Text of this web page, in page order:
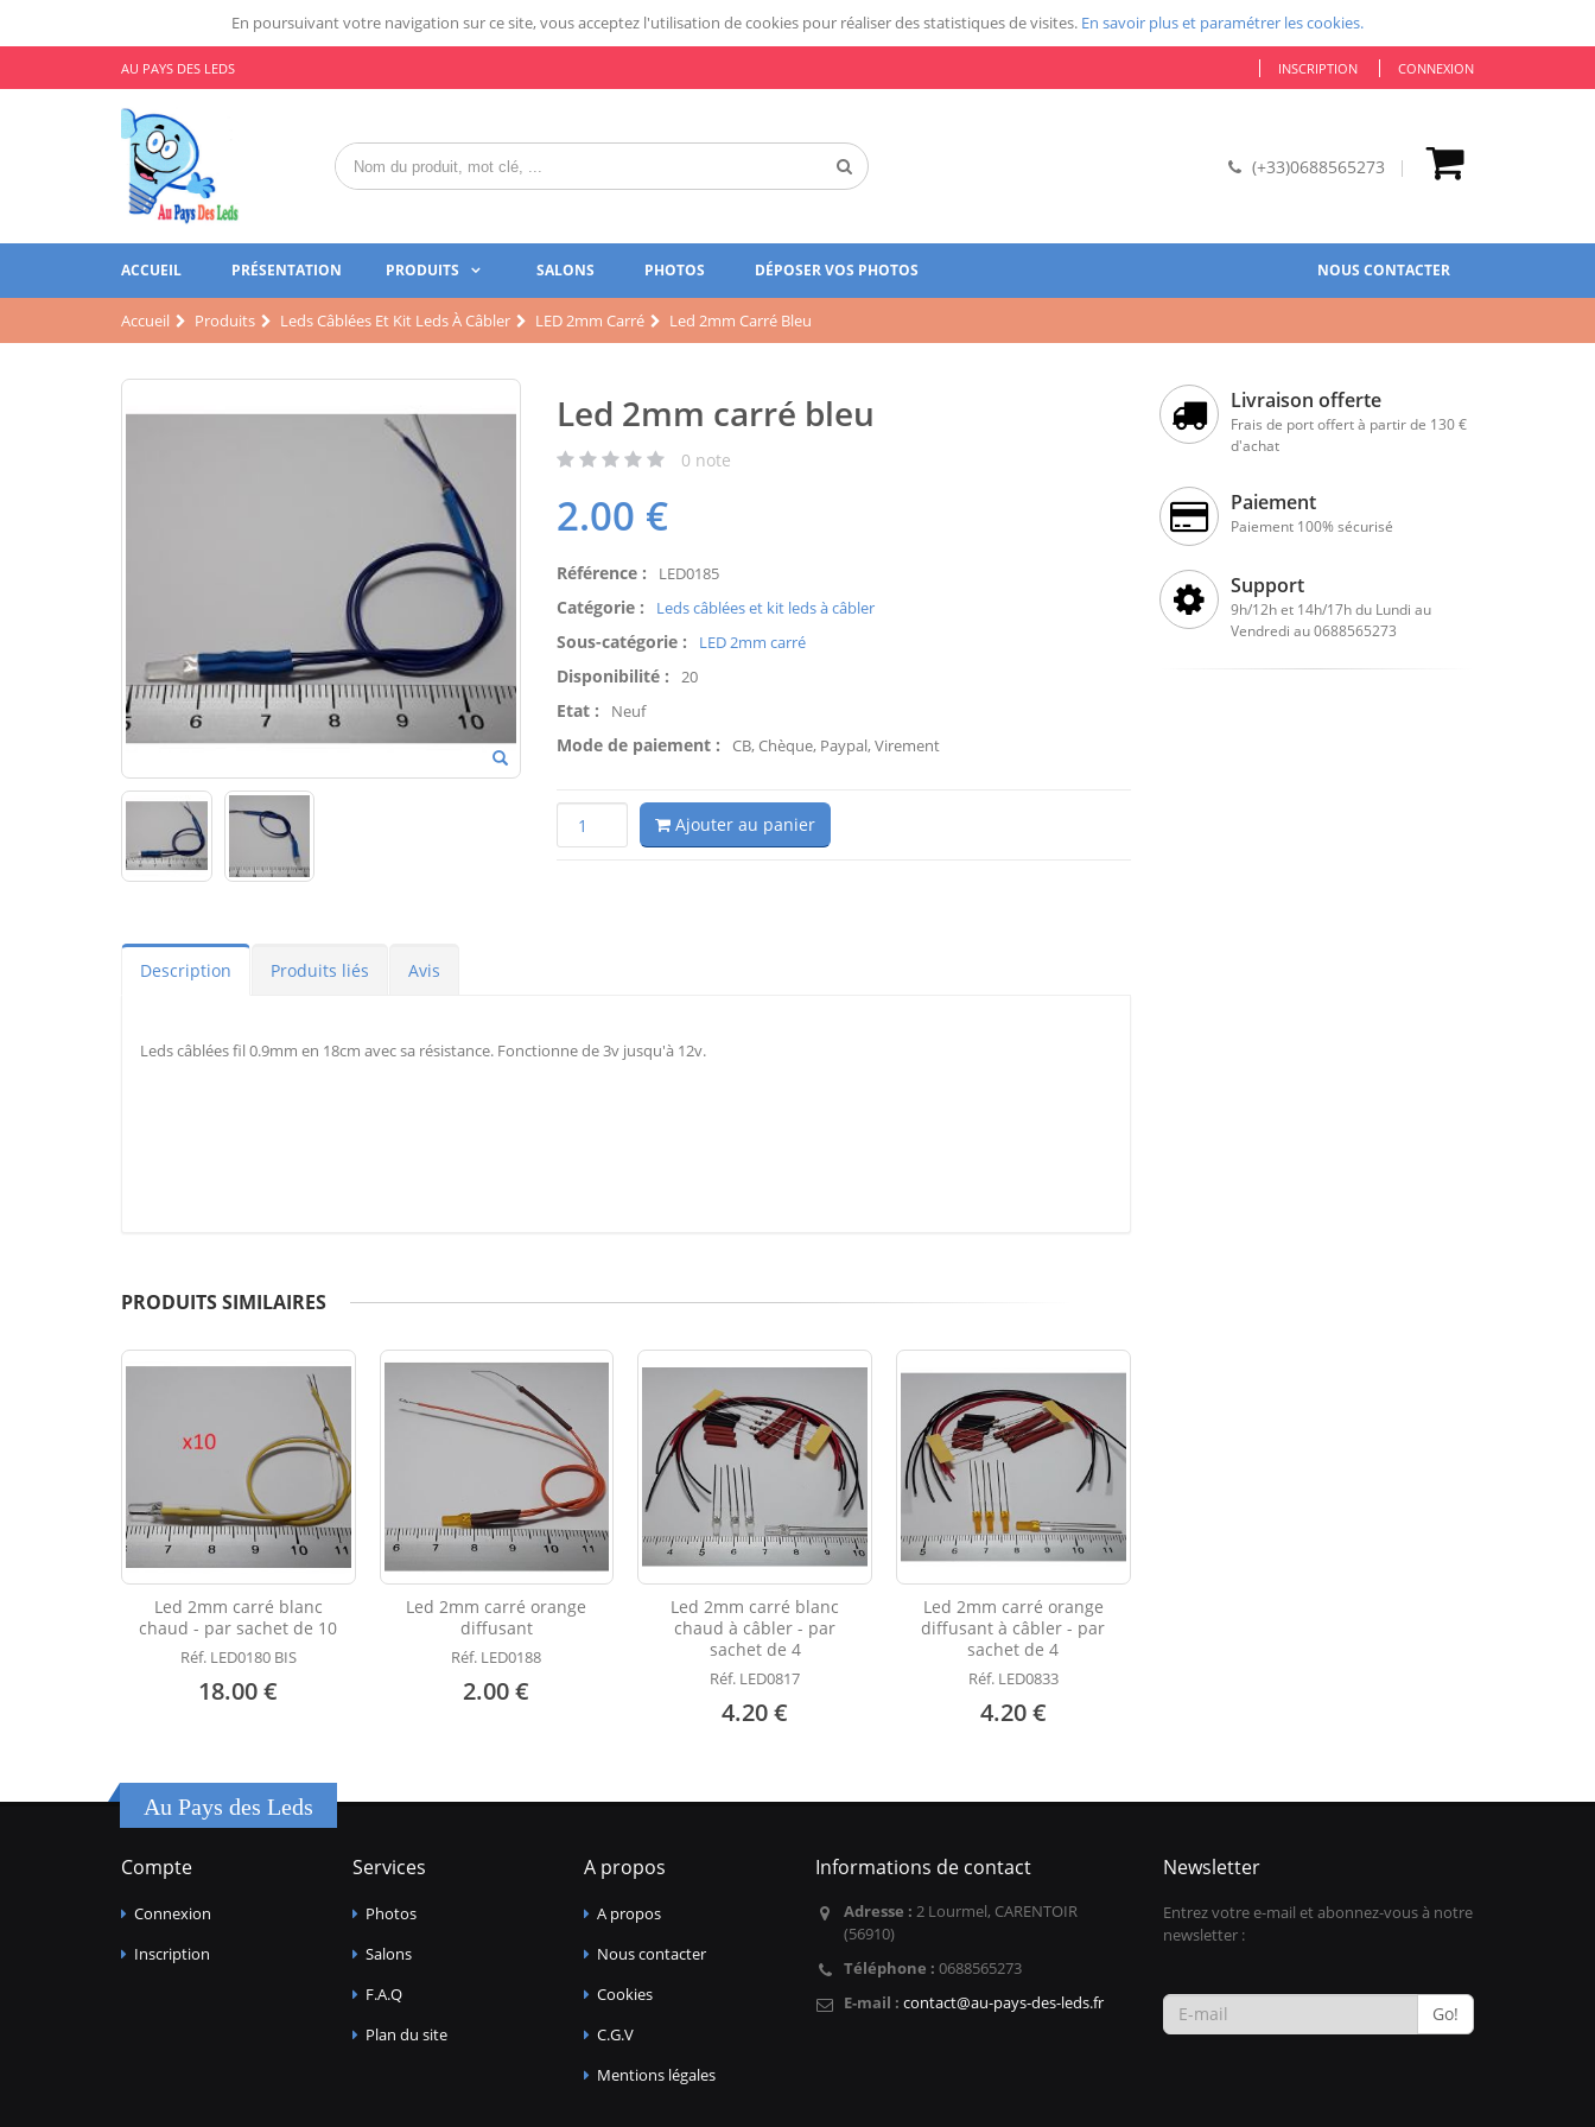
En poursuivant votre navigation sur ce site, vous acceptez l'utilisation de cookies pour réaliser des statistiques de visites. En savoir plus et paramétrer les cookies.
AU PAYS DES LEDS INSCRIPTION CONNEXION
(+33)0688565273
ACCUEIL PRÉSENTATION PRODUITS SALONS PHOTOS DÉPOSER VOS PHOTOS NOUS CONTACTER
Accueil Produits Leds Câblées Et Kit Leds À Câbler LED 2mm Carré Led 2mm Carré Bleu
Led 2mm carré bleu
0 note
2.00 €
Référence : LED0185
Catégorie : Leds câblées et kit leds à câbler
Sous-catégorie : LED 2mm carré
Disponibilité : 20
Etat : Neuf
Mode de paiement : CB, Chèque, Paypal, Virement
Ajouter au panier
Description Produits liés Avis
Leds câblées fil 0.9mm en 18cm avec sa résistance. Fonctionne de 3v jusqu'à 12v.
PRODUITS SIMILAIRES
Led 2mm carré blanc
chaud - par sachet de 10
Réf. LED0180 BIS
18.00 €
Led 2mm carré orange
diffusant
Réf. LED0188
2.00 €
Led 2mm carré blanc
chaud à câbler - par
sachet de 4
Réf. LED0817
4.20 €
Led 2mm carré orange
diffusant à câbler - par
sachet de 4
Réf. LED0833
4.20 €
Livraison offerte
Frais de port offert à partir de 130 €
d'achat
Paiement
Paiement 100% sécurisé
Support
9h/12h et 14h/17h du Lundi au
Vendredi au 0688565273
Au Pays des Leds
Compte
Connexion
Inscription
Services
Photos
Salons
F.A.Q
Plan du site
A propos
A propos
Nous contacter
Cookies
C.G.V
Mentions légales
Informations de contact
Adresse : 2 Lourmel, CARENTOIR
(56910)
Téléphone : 0688565273
E-mail : contact@au-pays-des-leds.fr
Newsletter
Entrez votre e-mail et abonnez-vous à notre
newsletter :
Go!